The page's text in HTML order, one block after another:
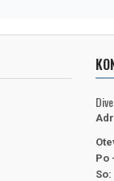
Po
So: